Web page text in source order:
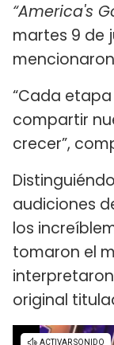
“America's
martes 9 de
“Cada
compartir
crecer”,
audiciones
los
tomaron el
original